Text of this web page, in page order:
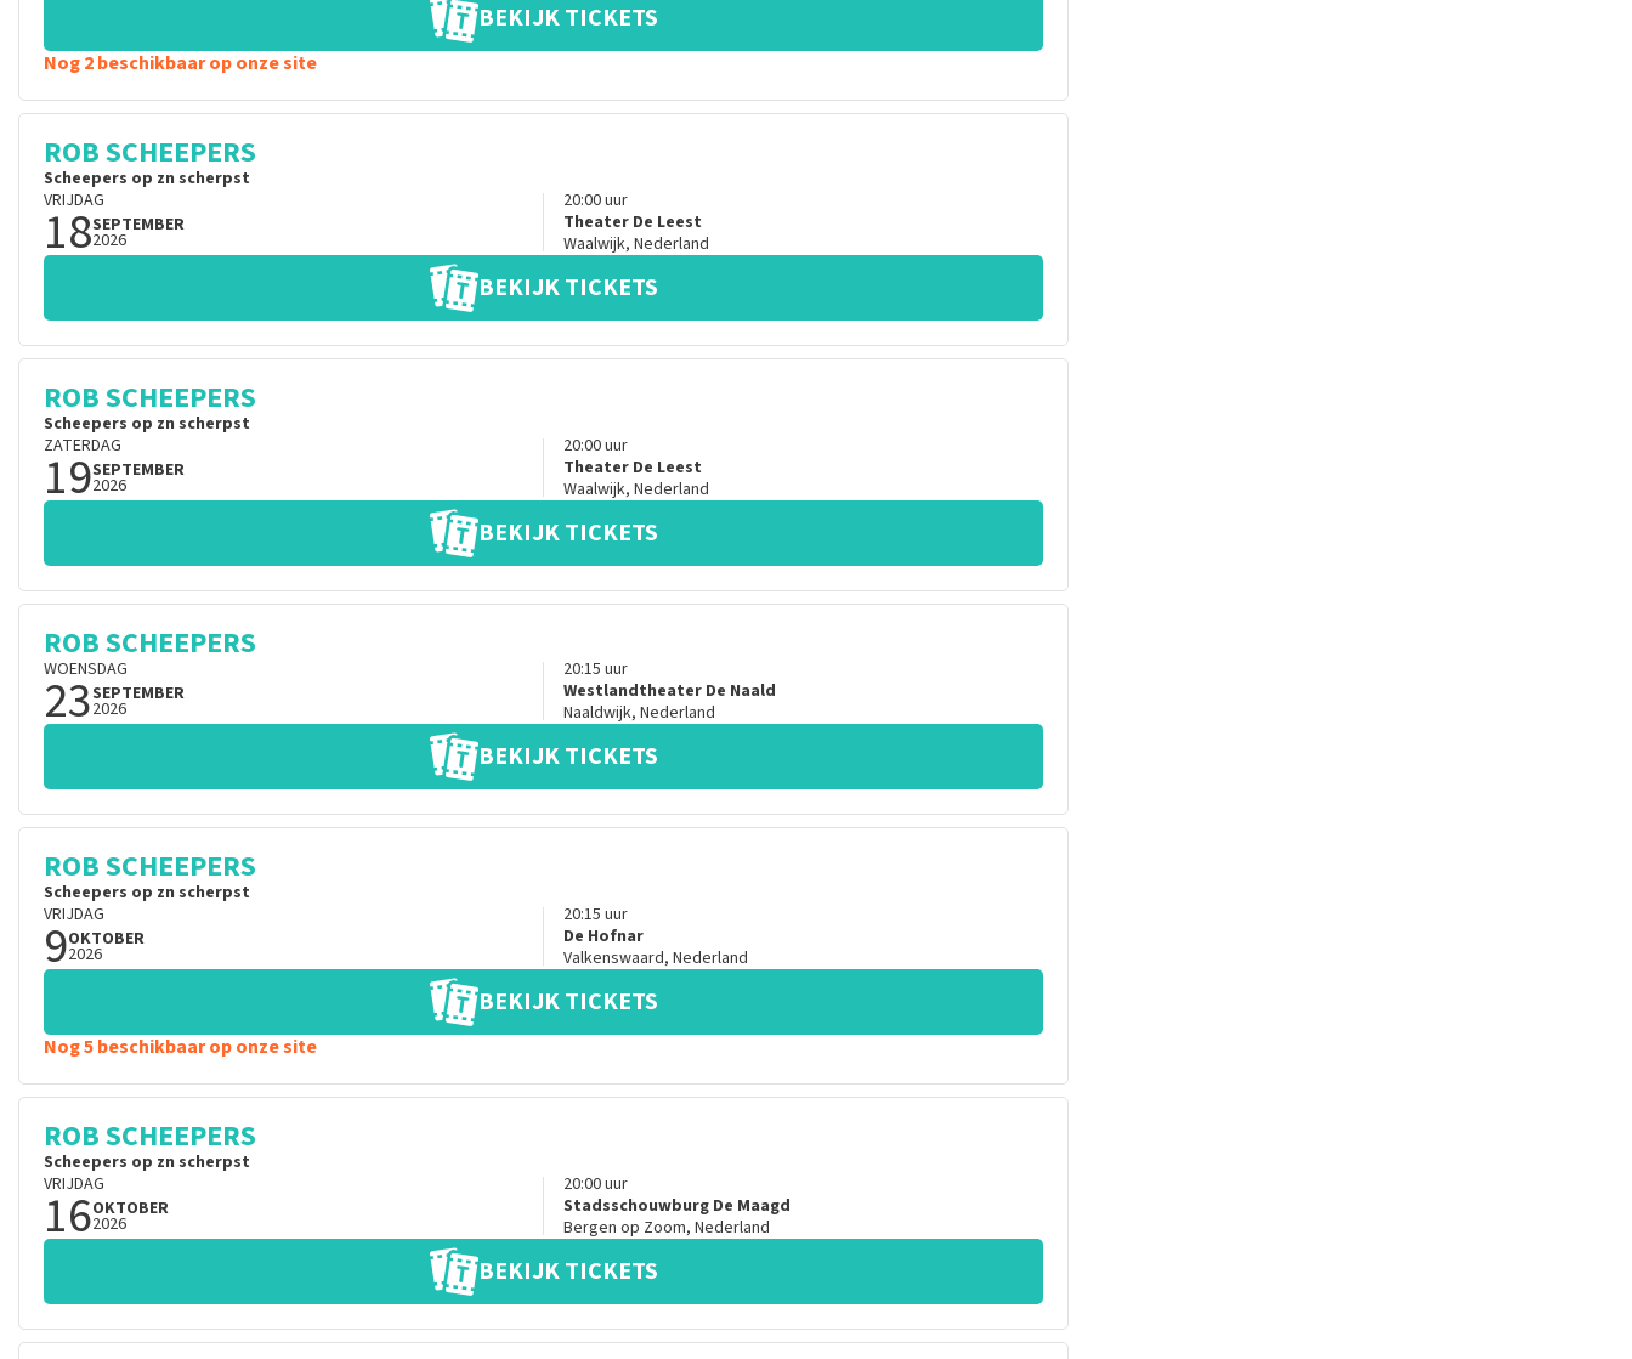
BEKIJK TICKETS
Nog 2 beschikbaar op onze site
ROB SCHEEPERS
Scheepers op zn scherpst
VRIJDAG
18SEPTEMBER
2026
20:00uur
Theater De Leest
Waalwijk, Nederland
BEKIJK TICKETS
ROB SCHEEPERS
Scheepers op zn scherpst
ZATERDAG
19SEPTEMBER
2026
20:00uur
Theater De Leest
Waalwijk, Nederland
BEKIJK TICKETS
ROB SCHEEPERS
WOENSDAG
23SEPTEMBER
2026
20:15 uur
Westlandtheater De Naald
Naaldwijk, Nederland
BEKIJK TICKETS
ROB SCHEEPERS
Scheepers op zn scherpst
VRIJDAG
9OKTOBER
2026
20:15 uur
De Hofnar
Valkenswaard, Nederland
BEKIJK TICKETS
Nog 5 beschikbaar op onze site
ROB SCHEEPERS
Scheepers op zn scherpst
VRIJDAG
16OKTOBER
2026
20:00uur
Stadsschouwburg De Maagd
Bergen op Zoom, Nederland
BEKIJK TICKETS